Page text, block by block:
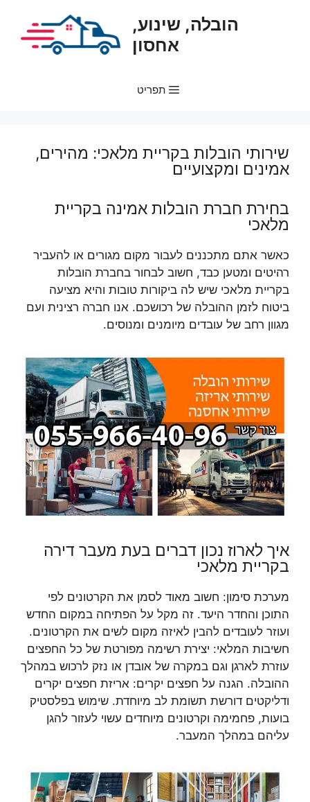
הובלה, שינוע,
אחסון
תפריט
שירותי הובלות בקריית מלאכי: מהירים,
אמינים ומקצועיים
בחירת חברת הובלות אמינה בקריית
מלאכי
כאשר אתם מתכננים לעבור מקום מגורים או להעביר
רהיטים ומטען כבד, חשוב לבחור בחברת הובלות
בקריית מלאכי שיש לה ביקורות טובות והיא מציעה
ביטוח לזמן ההובלה של רכושכם. אנו חברה רצינית ועם
מגוון רחב של עובדים מיומנים ומנוסים.
איך לארוז נכון דברים בעת מעבר דירה
בקריית מלאכי
מערכת סימון: חשוב מאוד לסמן את הקרטונים לפי
התוכן והחדר היעד. זה מקל על הפתיחה במקום החדש
ועוזר לעובדים להבין לאיזה מקום לשים את הקרטונים.
חשיבות המלאי: יצירת רשימה מפורטת של כל החפצים
עוזרת לארגן וגם במקרה של אובדן או נזק לרכוש במהלך
ההובלה. הגנה על חפצים יקרים: אריזת חפצים יקרים
ודליקטים דורשת תשומת לב מיוחדת. שימוש בפלסטיק
בועות, פחמימה וקרטונים מיוחדים עשוי לעזור להגן
עליהם במהלך המעבר.